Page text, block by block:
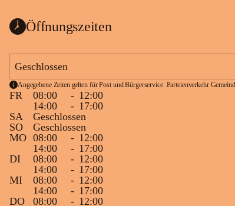
Öffnungszeiten
Geschlossen
Angegebene Zeiten gelten für Post und Bürgerservice. Parteienverkehr
FR 08:00 - 12:00
14:00
- 17:00
SA
Geschlossen
SO
Geschlossen
MO 08:00 - 12:00
14:00
- 17:00
DI
08:00 - 12:00
14:00
- 17:00
MI
08:00 - 12:00
14:00
- 17:00
DO
08:00 - 12:00